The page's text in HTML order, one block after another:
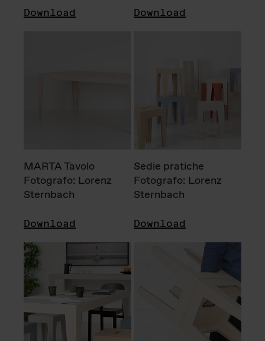
Download Download
MARTA Tavolo
Fotografo: Lorenz
Sternbach
Download
Sedie pratiche
Fotografo: Lorenz
Sternbach
Download